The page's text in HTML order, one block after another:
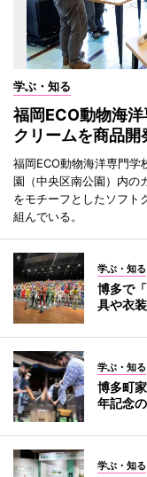
学ぶ・知る
福岡ECO動物海
クリームを商品開
福岡ECO動物海洋専門学
園（中央区南公園）内の
をモチーフとしたソフト
組んでいる。
学ぶ・知る
博多で
具や衣
学ぶ・知る
博多町
年記念
学ぶ・知る